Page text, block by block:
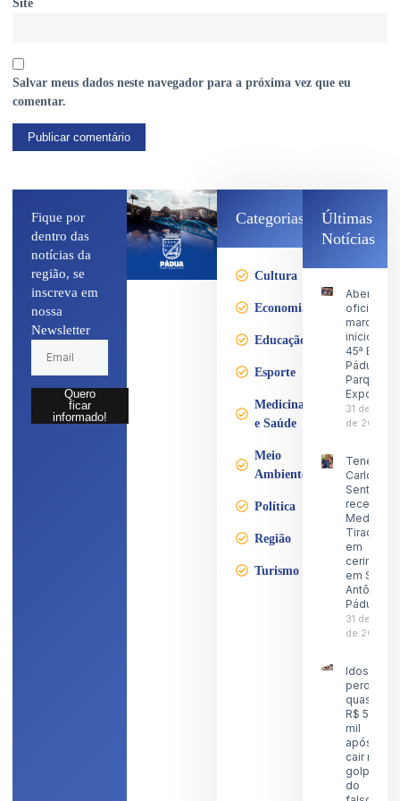
Site
Salvar meus dados neste navegador para a próxima vez que eu
comentar.
Fique por
dentro das
notícias da
região, se
inscreva em
nossa
Newsletter
Quero
ficar
informado!
Categorias
Cultura
Economia
Educação
Esporte
Medicina
e Saúde
Meio
Ambiente
Política
Região
Turismo
Últimas
Notícias
Abertura
oficial
marca o
início da
45ª Expo
Pádua no
Parque de
31 de julho
de 2026
Tenente
Carlos
Sentinela
recebe a
Medalha
em
cerimônia
em Santo
Antônio
Pádua
31 de julho
de 2026
Idoso
perde
quase
R$ 5
mil
após
cair no
golpe
do